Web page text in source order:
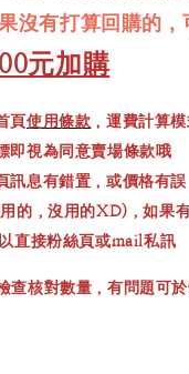
沒有打算回購的，
元加購
頁使用條款 ，運費計算
即視為同意賣場條款哦
訊息有錯置，或價格有
的，沒用的XD)，如果
直接粉絲頁或mail私訊
查核對數量，有問題可